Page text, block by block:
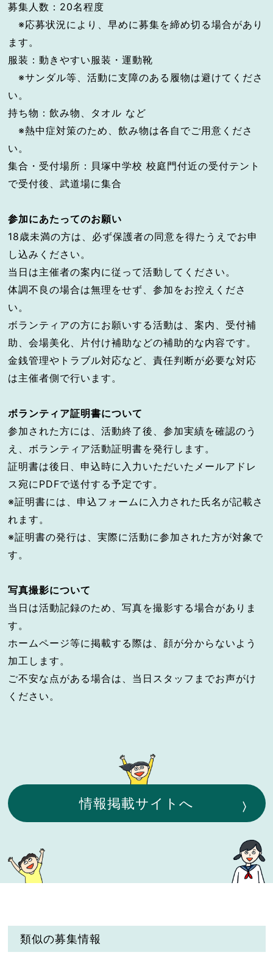
募集人数：20名程度
※応募状況により、早めに募集を締め切る場合があり
ます。
服装：動きやすい服装・運動靴
※サンダル等、活動に支障のある履物は避けてくださ
い。
持ち物：飲み物、タオル など
※熱中症対策のため、飲み物は各自でご用意くださ
い。
集合・受付場所：貝塚中学校 校庭門付近の受付テント
で受付後、武道場に集合
参加にあたってのお願い
18歳未満の方は、必ず保護者の同意を得たうえでお申
し込みください。
当日は主催者の案内に従って活動してください。
体調不良の場合は無理をせず、参加をお控えくださ
い。
ボランティアの方にお願いする活動は、案内、受付補
助、会場美化、片付け補助などの補助的な内容です。
金銭管理やトラブル対応など、責任判断が必要な対応
は主催者側で行います。
ボランティア証明書について
参加された方には、活動終了後、参加実績を確認のう
え、ボランティア活動証明書を発行します。
証明書は後日、申込時に入力いただいたメールアドレ
ス宛にPDFで送付する予定です。
※証明書には、申込フォームに入力された氏名が記載さ
れます。
※証明書の発行は、実際に活動に参加された方が対象で
す。
写真撮影について
当日は活動記録のため、写真を撮影する場合がありま
す。
ホームページ等に掲載する際は、顔が分からないよう
加工します。
ご不安な点がある場合は、当日スタッフまでお声がけ
ください。
情報掲載サイトへ
類似の募集情報